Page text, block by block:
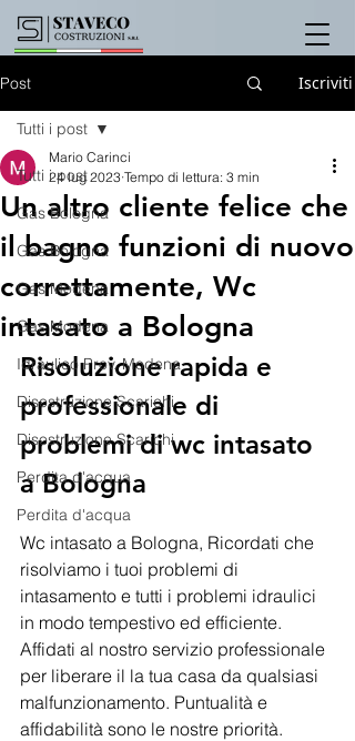
Post Iscriviti
Tutti i post
Gas Bologna
Gas Bologna
Gas Modena
Gas Modena
Idraulico Prov. Modena
Disostruzione Scarichi
Disostruzione Scarichi
Perdita d'acqua
Perdita d'acqua
Tutti i post
Un altro cliente felice che
il bagno funzioni di nuovo
correttamente, Wc
intasato a Bologna
Mario Carinci
24 lug 2023 Tempo di lettura: 3 min
Risoluzione rapida e
professionale di
problemi di wc intasato
a Bologna
Wc intasato a Bologna, Ricordati che
risolviamo i tuoi problemi di
intasamento e tutti i problemi idraulici
in modo tempestivo ed efficiente.
Affidati al nostro servizio professionale
per liberare il la tua casa da qualsiasi
malfunzionamento. Puntualità e
affidabilità sono le nostre priorità.